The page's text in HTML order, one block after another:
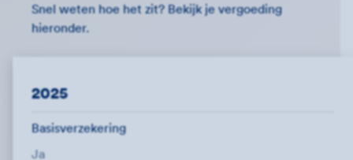
Snel weten hoe het zit? Bekijk je vergoeding
hieronder.
2025
Basisverzekering
Ja